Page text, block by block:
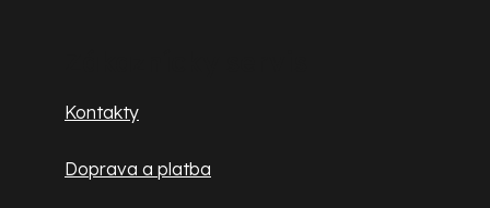
Kontakty
Doprava a platba